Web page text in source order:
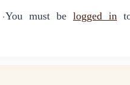
You must be logged in